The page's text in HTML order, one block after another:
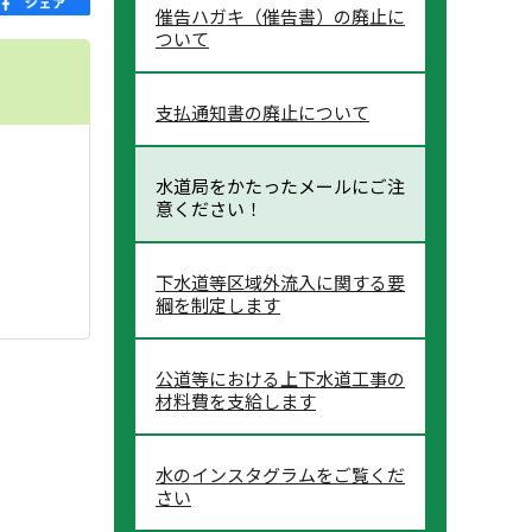
催告ハガキ（催告書）の廃止に
ついて
支払通知書の廃止について
水道局をかたったメールにご注
意ください！
下水道等区域外流入に関する要
綱を制定します
公道等における上下水道工事の
材料費を支給します
水のインスタグラムをご覧くだ
さい